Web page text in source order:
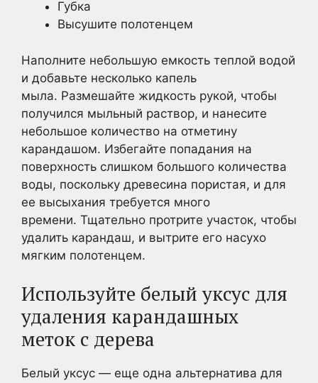
Губка
Высушите полотенцем
Наполните небольшую емкость теплой водой
и добавьте несколько капель
мыла. Размешайте жидкость рукой, чтобы
получился мыльный раствор, и нанесите
небольшое количество на отметину
карандашом. Избегайте попадания на
поверхность слишком большого количества
воды, поскольку древесина пористая, и для
ее высыхания требуется много
времени. Тщательно протрите участок, чтобы
удалить карандаш, и вытрите его насухо
мягким полотенцем.
Используйте белый уксус для
удаления карандашных
меток с дерева
Белый уксус — еще одна альтернатива для